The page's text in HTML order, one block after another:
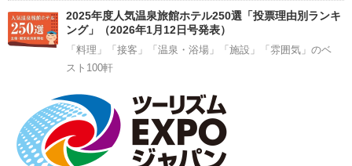
2025年度人気温泉旅館ホテル250選「投票理由別ランキ
ング」（2026年1月12日号発表）
「料理」「接客」「温泉・浴場」「施設」「雰囲気」のベ
スト100軒